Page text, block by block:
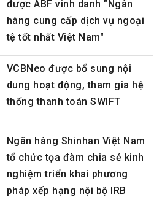
được ABF vinh danh "Ngân
hàng cung cấp dịch vụ ngoại
tệ tốt nhất Việt Nam"
VCBNeo được bổ sung nội
dung hoạt động, tham gia hệ
thống thanh toán SWIFT
Ngân hàng Shinhan Việt Nam
tổ chức tọa đàm chia sẻ kinh
nghiệm triển khai phương
pháp xếp hạng nội bộ IRB